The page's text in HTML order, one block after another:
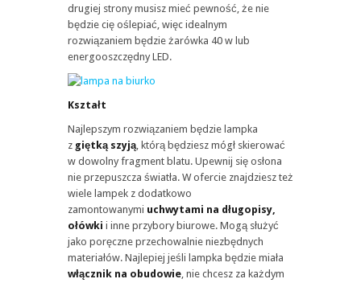
drugiej strony musisz mieć pewność, że nie
będzie cię oślepiać, więc idealnym
rozwiązaniem będzie żarówka 40 w lub
energooszczędny LED.
Kształt
Najlepszym rozwiązaniem będzie lampka
z giętką szyją, którą będziesz mógł skierować
w dowolny fragment blatu. Upewnij się osłona
nie przepuszcza światła. W ofercie znajdziesz też
wiele lampek z dodatkowo
zamontowanymi uchwytami na długopisy,
ołówki i inne przybory biurowe. Mogą służyć
jako poręczne przechowalnie niezbędnych
materiałów. Najlepiej jeśli lampka będzie miała
włącznik na obudowie, nie chcesz za każdym